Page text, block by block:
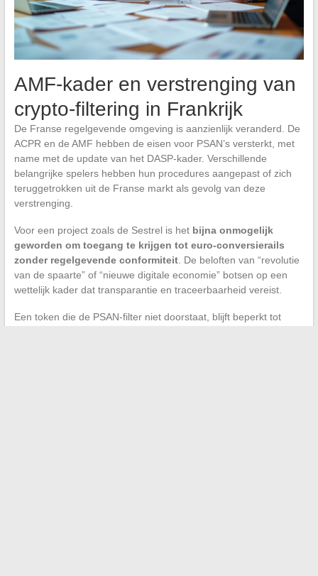
AMF-kader en verstrenging van
crypto-filtering in Frankrijk
De Franse regelgevende omgeving is aanzienlijk veranderd. De
ACPR en de AMF hebben de eisen voor PSAN’s versterkt, met
name met de update van het DASP-kader. Verschillende
belangrijke spelers hebben hun procedures aangepast of zich
teruggetrokken uit de Franse markt als gevolg van deze
verstrenging.
Voor een project zoals de Sestrel is het bijna onmogelijk
geworden om toegang te krijgen tot euro-conversierails
zonder regelgevende conformiteit. De beloften van “revolutie
van de spaarte” of “nieuwe digitale economie” botsen op een
wettelijk kader dat transparantie en traceerbaarheid vereist.
Een token die de PSAN-filter niet doorstaat, blijft beperkt tot